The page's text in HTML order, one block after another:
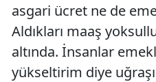
asgari ücret ne de
Aldıkları maaş
altında. İnsanlar
yükseltirim diye